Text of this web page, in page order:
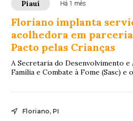
Piauí Há 1 mês
Floriano implanta
acolhedora em parceria
Pacto pelas Crianças
A Secretaria do Desenvolvimento e
Família e Combate à Fome (Sasc) e
Floriano, PI